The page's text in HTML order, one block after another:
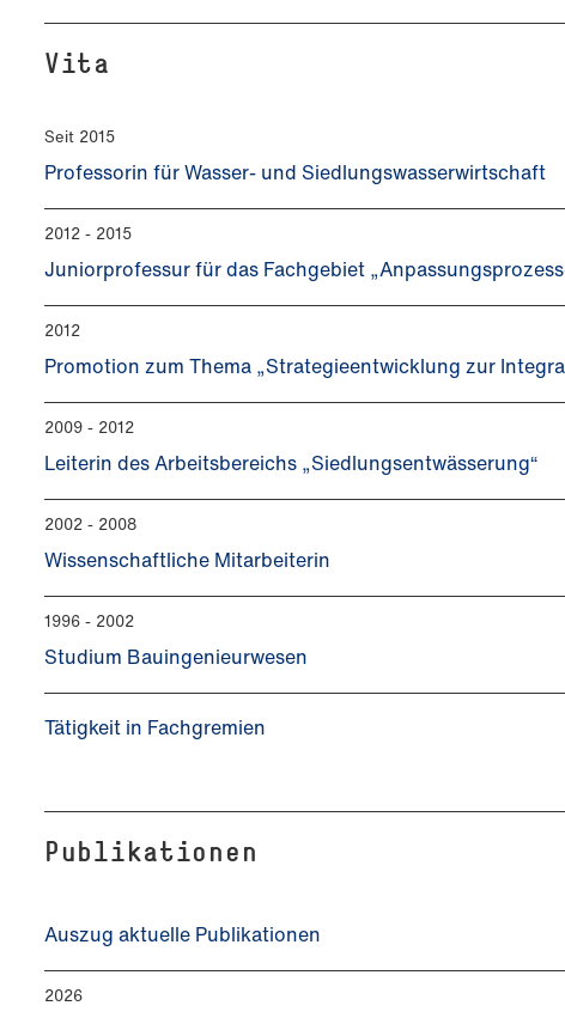
Vita
Seit 2015
Professorin für Wasser- und Siedlungswasserwirtschaft
2012 - 2015
Juniorprofessur für das Fachgebiet
2012
Promotion zum Thema „Strategieentwicklung zur
2009 - 2012
Leiterin des Arbeitsbereichs „Siedlungsentwässerung“
2002 - 2008
Wissenschaftliche Mitarbeiterin
1996 - 2002
Studium Bauingenieurwesen
Tätigkeit in Fachgremien
Publikationen
Auszug aktuelle Publikationen
2026